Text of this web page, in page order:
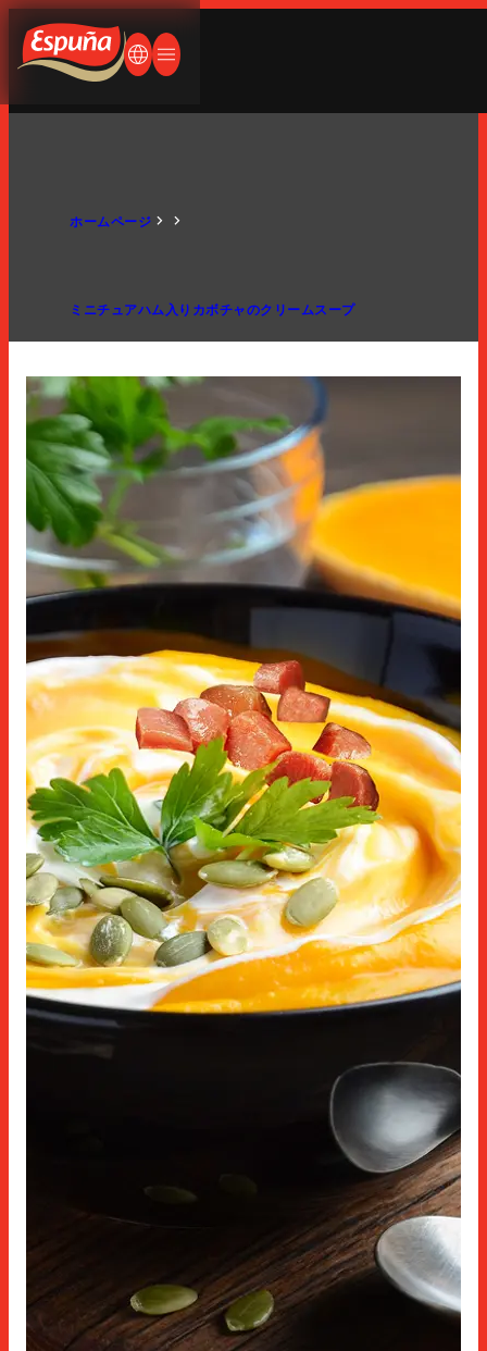
Espuña
会社概要
人生はパンとハム
国際展開
生産工場
イノベーション
製品紹介
製品紹介
シャルキュトリーのスライス
特殊スライス・レンジ
カウンターパーツ
無料部品
トッピング
スナック
ホレカ
閉じる
レシピ
ニュース
連絡先
何をお探しですか？
ソーシャル ネットワークでさらに
インスタグラム
FACEBOOK
YOUTUBE
LINKEDIN
言語を変更する
メニューを開く/閉じる
ンス語
ツ語
英語
英語
ホームページ
ミニチュアハム入りカボチャのクリームスープ